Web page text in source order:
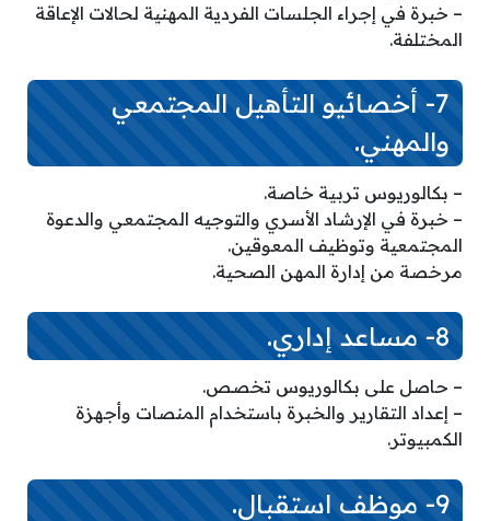
– خبرة في إجراء الجلسات الفردية المهنية لحالات الإعاقة
المختلفة.
7- أخصائيو التأهيل المجتمعي
والمهني.
– بكالوريوس تربية خاصة.
– خبرة في الإرشاد الأسري والتوجيه المجتمعي والدعوة
المجتمعية وتوظيف المعوقين.
مرخصة من إدارة المهن الصحية.
8- مساعد إداري.
– حاصل على بكالوريوس تخصص.
– إعداد التقارير والخبرة باستخدام المنصات وأجهزة
الكمبيوتر.
9- موظف استقبال.